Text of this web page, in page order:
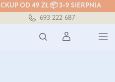
OD 49 ZŁ 📦 3-9 SIERPNIA
693 222 687